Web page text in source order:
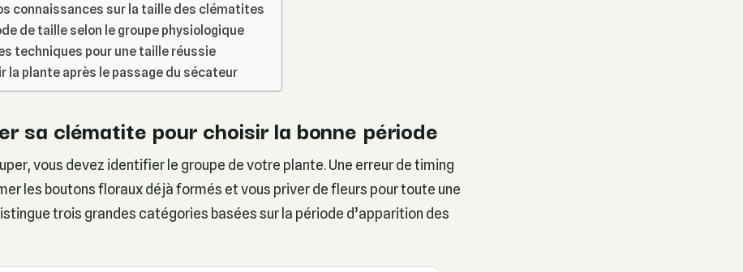
connaissances sur la taille des clématites
de taille selon le groupe physiologique
techniques pour une taille réussie
la plante après le passage du sécateur
sa clématite pour choisir la bonne période
vous devez identifier le groupe de votre plante. Une erreur de timing
les boutons floraux déjà formés et vous priver de fleurs pour toute une
trois grandes catégories basées sur la période d’apparition des